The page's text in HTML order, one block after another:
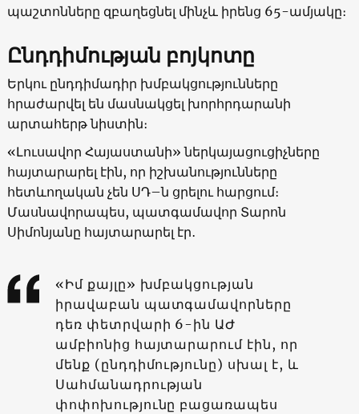
պաշտոնները զբաղեցնել մինչև իրենց 65-ամյակը։
Ընդդիմության բոյկոտը
Երկու ընդդիմադիր խմբակցությունները
հրաժարվել են մասնակցել խորհրդարանի
արտահերթ նիստին։
«Լուսավոր Հայաստանի» ներկայացուցիչները
հայտարարել էին, որ իշխանությունները
հետևողական չեն ՍԴ–ն ցրելու հարցում։
Մասնավորապես, պատգամավոր Տարոն
Սիմոնյանը հայտարարել էր․
«Իմ քայլը» խմբակցության
իրավաբան պատգամավորները
դեռ փետրվարի 6-ին ԱԺ
ամբիոնից հայտարարում էին, որ
մենք (ընդդիմությունը) սխալ է, և
Սահմանադրության
փոփոխությունը բացառապես